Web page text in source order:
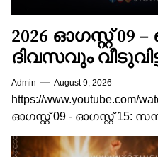
2026 ഓഗസ്റ്റ് 09
ദിവസവും
മുൻപ് ഇത്
കാര്യവിജയം
വിജയവാരഫലം!
Admin August 9, 2026
https://www.youtube.com/
ഓഗസ്റ്റ് 09 - ഓഗസ്റ്റ് 15:
15 വരെയുള്ള വാരം...